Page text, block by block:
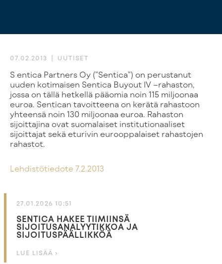
07.02.2013 UUTISET
Sentica Partners Oy (”Sentica”) on perustanut
uuden kotimaisen Sentica Buyout IV –rahaston,
jossa on tällä hetkellä pääomia noin 115 miljoonaa
euroa. Sentican tavoitteena on kerätä rahastoon
yhteensä noin 130 miljoonaa euroa. Rahaston
sijoittajina ovat suomalaiset institutionaaliset
sijoittajat sekä eturivin eurooppalaiset rahastojen
rahastot.
Lehdistötiedote 7.2.2013
27.01.2026 10:51
SENTICA HAKEE TIIMIINSÄ
SIJOITUSANALYYTIKKOA JA
SIJOITUSPÄÄLLIKKÖÄ
LUE LISÄÄ ›